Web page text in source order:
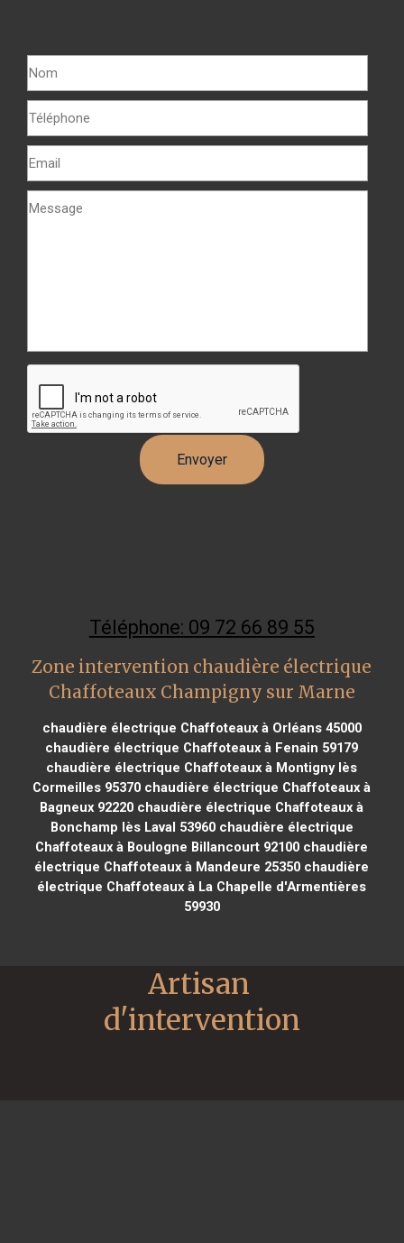
Téléphone: 09 72 66 89 55
Zone intervention chaudière électrique
Chaffoteaux Champigny sur Marne
chaudière électrique Chaffoteaux à Orléans 45000
chaudière électrique Chaffoteaux à Fenain 59179
chaudière électrique Chaffoteaux à Montigny lès
Cormeilles 95370 chaudière électrique Chaffoteaux à
Bagneux 92220 chaudière électrique Chaffoteaux à
Bonchamp lès Laval 53960chaudière électrique
Chaffoteaux à Boulogne Billancourt 92100 chaudière
électrique Chaffoteaux à Mandeure 25350 chaudière
électrique Chaffoteaux à La Chapelle d'Armentières
59930
Artisan
d'intervention